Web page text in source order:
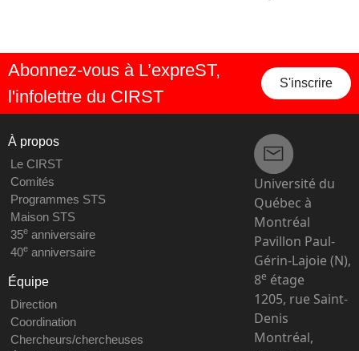
Abonnez-vous à L’expreST,
l'infolettre du CIRST
S'inscrire
À propos
Le CIRST
Comités
Programmes STS
Maison STS
35eanniversaire
40eanniversaire
Équipe
Direction
Coordination
Chercheurs/chercheuses
Université du
Québec à
Montréal
Pavillon Paul-
Gérin-Lajoie (N),
8e étage
1205, rue Saint-
Denis
Montréal,